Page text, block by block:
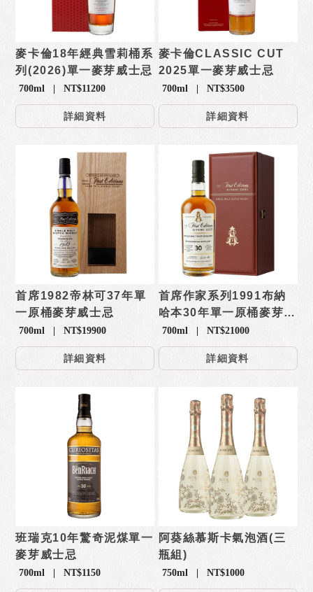
麥卡倫18年經典雪莉桶系
列(2026)單一麥芽威士忌
700ml | NT$11200
詳細資料
麥卡倫CLASSIC CUT
2025單一麥芽威士忌
700ml | NT$3500
詳細資料
首席1982帝林可37年單
一原桶麥芽威士忌
700ml | NT$19900
詳細資料
首席作家系列1991布納
哈本30年單一原桶麥芽威
士忌
700ml | NT$21000
詳細資料
班瑞克10年驚奇泥煤單一
麥芽威士忌
700ml | NT$1150
阿葵絲慕斯卡氣泡酒(三
瓶組)
750ml | NT$1000